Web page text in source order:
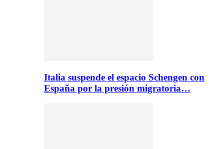
Italia suspende el espacio Schengen con
España por la presión migratoria…